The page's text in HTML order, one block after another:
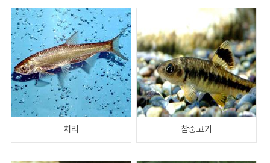
치리 참중고기